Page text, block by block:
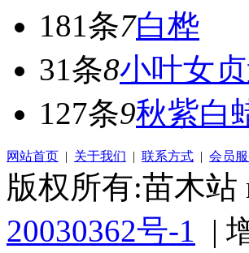
181条7白桦
31条8小叶女
127条9秋紫白
网站首页 | 关于我们 | 联系方式 | 会员
版权所有:苗木站
20030362号-1 |